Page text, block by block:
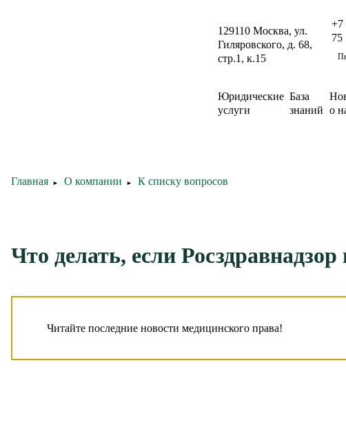
129110 Москва, ул.
Гиляровского, д. 68,
стр.1, к.15
+7
75
Юридические
услуги
База
знаний о
Главная ► О компании ► К списку вопросов
Что делать, если
Читайте последние новости медицинского права!